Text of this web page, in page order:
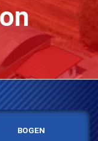
BOGEN